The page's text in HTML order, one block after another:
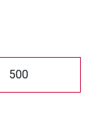
500